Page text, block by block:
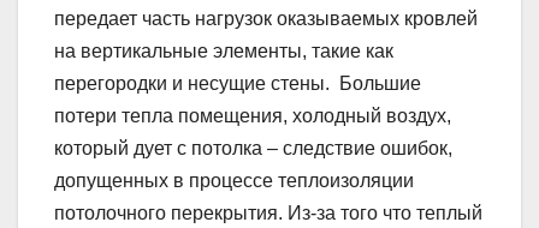
передает часть нагрузок оказываемых кровлей
на вертикальные элементы, такие как
перегородки и несущие стены. Большие
потери тепла помещения, холодный воздух,
который дует с потолка – следствие ошибок,
допущенных в процессе теплоизоляции
потолочного перекрытия. Из-за того что теплый